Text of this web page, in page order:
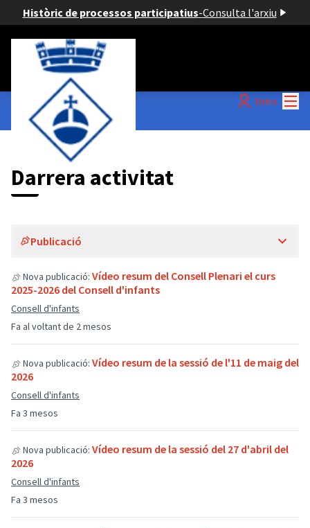
Històric de processos participatius-Consulta l'arxiu
Entra
Darreres activitats
Darrera activitat
Publicació
Fa al voltant de 2 mesos
Nova publicació: Vídeo resum del Consell Plenari el curs
2025-2026 del Consell d'infants
Consell d'infants
Fa 3 mesos
Nova publicació: Vídeo resum de la sessió de l'11 de maig del
2026
Consell d'infants
Fa 3 mesos
Nova publicació: Vídeo resum de la sessió del 27 d'abril del
2026
Consell d'infants